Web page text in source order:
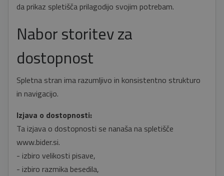
da prikaz spletišča prilagodijo svojim potrebam.
Nabor storitev za
dostopnost
Spletna stran ima razumljivo in konsistentno strukturo
in navigacijo.
Izjava o dostopnosti:
Ta izjava o dostopnosti se nanaša na spletišče
www.bider.si.
- izbiro velikosti pisave,
- izbiro razmika besedila,